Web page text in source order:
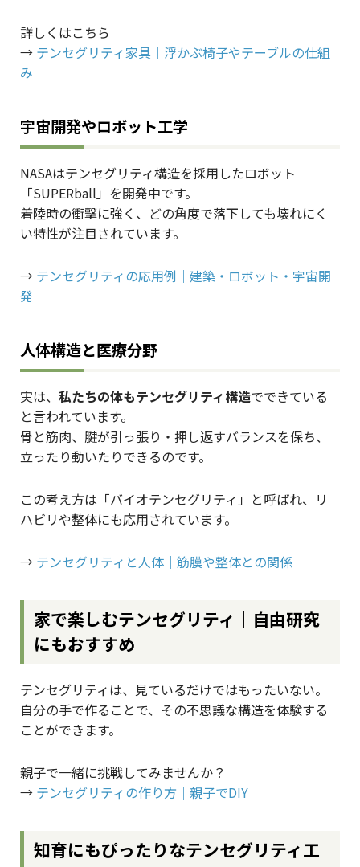
詳しくはこちら
→ テンセグリティ家具｜浮かぶ椅子やテーブルの仕組
み
宇宙開発やロボット工学
NASAはテンセグリティ構造を採用したロボット
「SUPERball」を開発中です。
着陸時の衝撃に強く、どの角度で落下しても壊れにく
い特性が注目されています。
→ テンセグリティの応用例｜建築・ロボット・宇宙開
発
人体構造と医療分野
実は、 私たちの体もテンセグリティ構造でできている
と言われています。
骨と筋肉、腱が引っ張り・押し返すバランスを保ち、
立ったり動いたりできるのです。
この考え方は「バイオテンセグリティ」と呼ばれ、リ
ハビリや整体にも応用されています。
→ テンセグリティと人体｜筋膜や整体との関係
家で楽しむテンセグリティ｜自由研究
にもおすすめ
テンセグリティは、見ているだけではもったいない。
自分の手で作ることで、その不思議な構造を体験する
ことができます。
親子で一緒に挑戦してみませんか？
→ テンセグリティの作り方｜親子でDIY
知育にもぴったりなテンセグリティ工